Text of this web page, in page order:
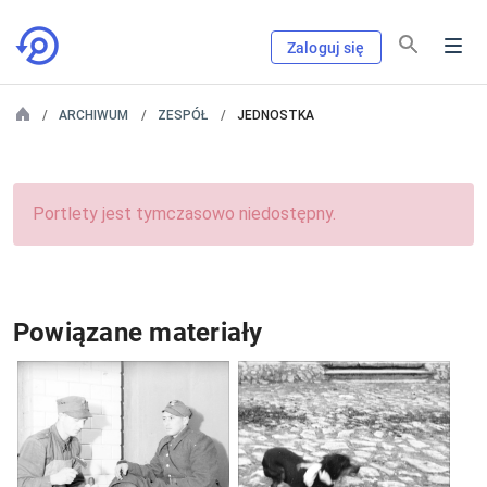
Zaloguj się
ARCHIWUM ZESPÓŁ JEDNOSTKA
Portlety jest tymczasowo niedostępny.
Powiązane materiały